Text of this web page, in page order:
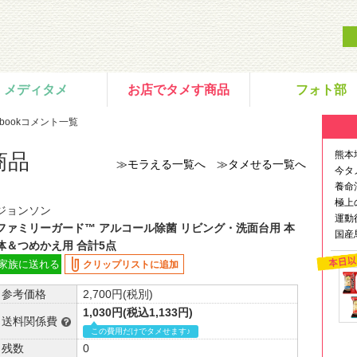
メディタメ お店でタメす商品 フォト部
コメント一覧
品 ≫モラえる一覧へ ≫タメせる一覧へ
ョンソン
ァミリーガード™ アルコール除菌 リビング・洗面台用 本
＆つめかえ用 合計5点
族に送れる クリップリストに追加
参考価格 2,700円(税別)
送料関係費
1,030円(税込1,133円)
この費用だけでタメせます♪
残数 0
熊本
今タ
養命
極上
運動
国